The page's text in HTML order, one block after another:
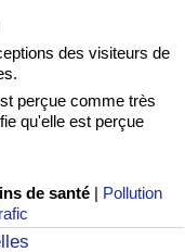
des visiteurs de
perçue comme très
qu'elle est perçue
de santé | Pollution